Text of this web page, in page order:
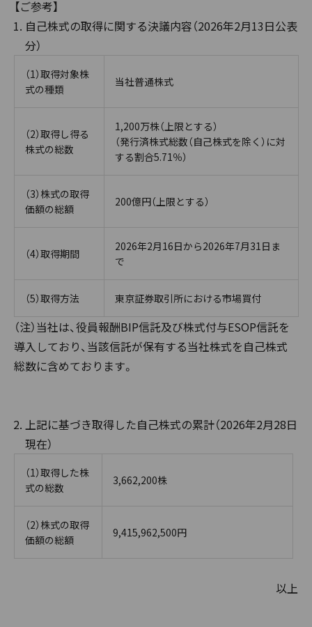
【ご参考】
自己株式の取得に関する決議内容（2026年2月13日公表
分）
（1）取得対象株
式の種類
当社普通株式
（2）取得し得る
株式の総数
1,200万株（上限とする）
（発行済株式総数（自己株式を除く）に対
する割合5.71％）
（3）株式の取得
価額の総額
200億円（上限とする）
（4）取得期間
2026年2月16日から2026年7月31日ま
で
（5）取得方法 東京証券取引所における市場買付
（注）当社は、役員報酬BIP信託及び株式付与ESOP信託を
導入しており、当該信託が保有する当社株式を自己株式
総数に含めております。
上記に基づき取得した自己株式の累計（2026年2月28日
現在）
（1）取得した株
式の総数
3,662,200株
（2）株式の取得
価額の総額
9,415,962,500円
以上